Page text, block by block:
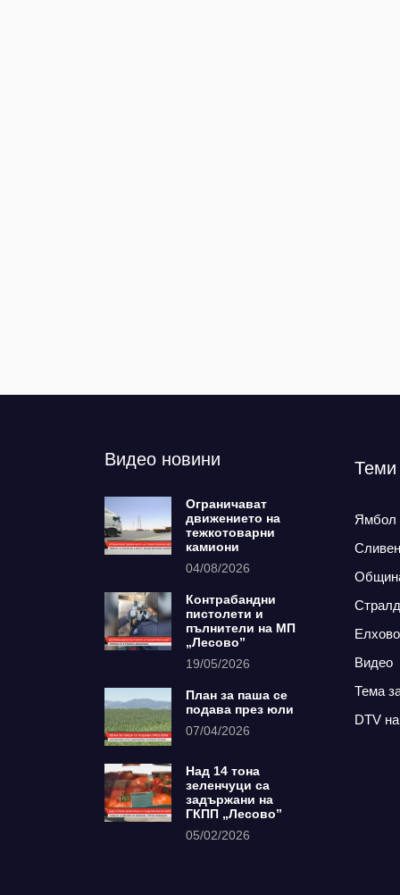
Видео новини
Ограничават
движението на
тежкотоварни
камиони
04/08/2026
Контрабандни
пистолети и
пълнители на МП
„Лесово”
19/05/2026
План за паша се
подава през юли
07/04/2026
Над 14 тона
зеленчуци са
задържани на
ГКПП „Лесово”
05/02/2026
Теми
Ямбол
Сливен
Елхово
Видео
Тема
DTV